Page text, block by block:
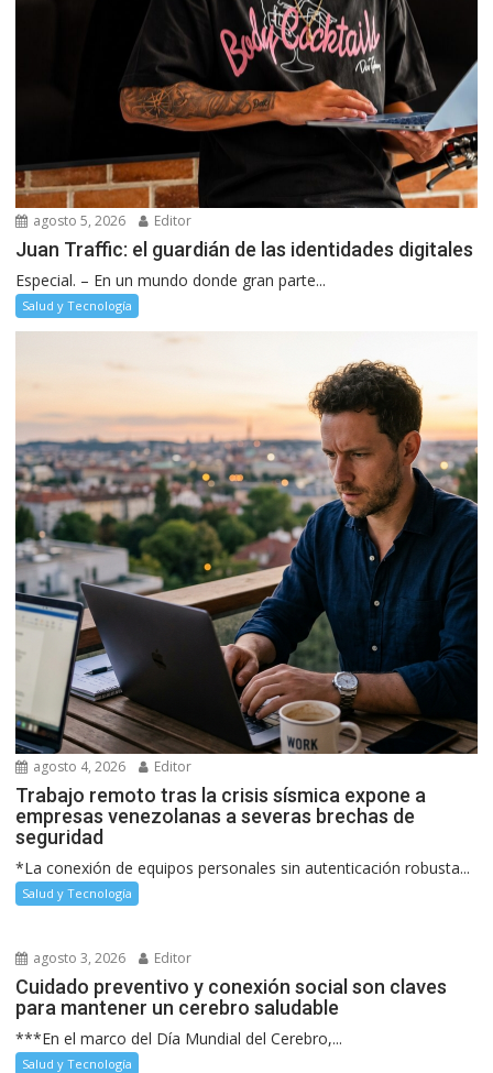
agosto 5, 2026 Editor
Juan Traffic: el guardián de las identidades digitales
Especial. – En un mundo donde gran parte...
Salud y Tecnología
agosto 4, 2026 Editor
Trabajo remoto tras la crisis sísmica expone a
empresas venezolanas a severas brechas de
seguridad
*La conexión de equipos personales sin autenticación robusta...
Salud y Tecnología
agosto 3, 2026 Editor
Cuidado preventivo y conexión social son claves
para mantener un cerebro saludable
***En el marco del Día Mundial del Cerebro,...
Salud y Tecnología